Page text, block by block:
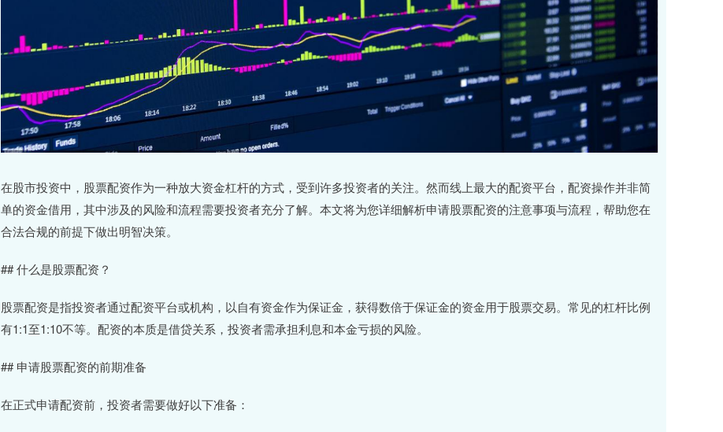
在股市投资中，股票配资作为一种放大资金杠杆的方式，受到许多投资者的关注。然而线上最大的配资平台，配资操作并非简
单的资金借用，其中涉及的风险和流程需要投资者充分了解。本文将为您详细解析申请股票配资的注意事项与流程，帮助您在
合法合规的前提下做出明智决策。
## 什么是股票配资？
股票配资是指投资者通过配资平台或机构，以自有资金作为保证金，获得数倍于保证金的资金用于股票交易。常见的杠杆比例
有1:1至1:10不等。配资的本质是借贷关系，投资者需承担利息和本金亏损的风险。
## 申请股票配资的前期准备
在正式申请配资前，投资者需要做好以下准备：